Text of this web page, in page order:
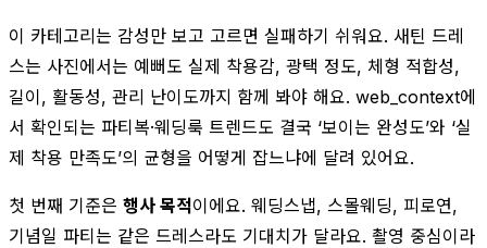
이 카테고리는 감성만 보고 고르면 실패하기 쉬워요. 새틴 드레
스는 사진에서는 예뻐도 실제 착용감, 광택 정도, 체형 적합성,
길이, 활동성, 관리 난이도까지 함께 봐야 해요. web_context에
서 확인되는 파티복·웨딩룩 트렌드도 결국 ‘보이는 완성도’와 ‘실
제 착용 만족도’의 균형을 어떻게 잡느냐에 달려 있어요.
첫 번째 기준은 행사 목적이에요. 웨딩스냅, 스몰웨딩, 피로연,
기념일 파티는 같은 드레스라도 기대치가 달라요. 촬영 중심이라